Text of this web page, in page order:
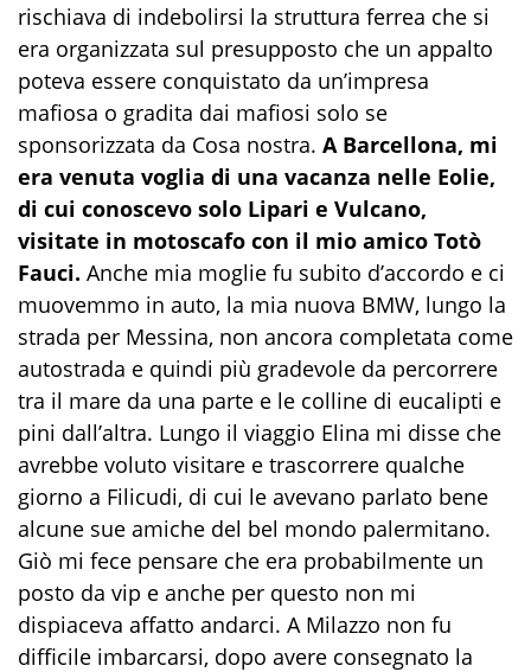
rischiava di indebolirsi la struttura ferrea che si
era organizzata sul presupposto che un appalto
poteva essere conquistato da un’impresa
mafiosa o gradita dai mafiosi solo se
sponsorizzata da Cosa nostra. A Barcellona, mi
era venuta voglia di una vacanza nelle Eolie,
di cui conoscevo solo Lipari e Vulcano,
visitate in motoscafo con il mio amico Totò
Fauci. Anche mia moglie fu subito d’accordo e ci
muovemmo in auto, la mia nuova BMW, lungo la
strada per Messina, non ancora completata come
autostrada e quindi più gradevole da percorrere
tra il mare da una parte e le colline di eucalipti e
pini dall’altra. Lungo il viaggio Elina mi disse che
avrebbe voluto visitare e trascorrere qualche
giorno a Filicudi, di cui le avevano parlato bene
alcune sue amiche del bel mondo palermitano.
Giò mi fece pensare che era probabilmente un
posto da vip e anche per questo non mi
dispiaceva affatto andarci. A Milazzo non fu
difficile imbarcarsi, dopo avere consegnato la